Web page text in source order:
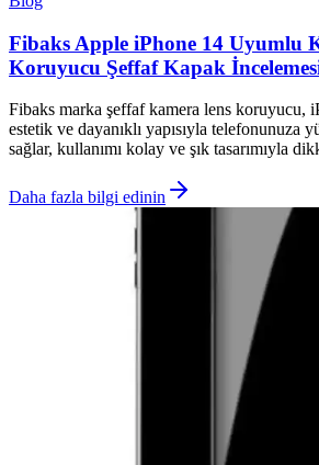
Fibaks Apple iPhone 14 Uyumlu
Koruyucu Şeffaf Kapak
Fibaks marka şeffaf kamera lens koruyucu,
estetik ve dayanıklı yapısıyla telefonunuza
sağlar, kullanımı kolay ve şık tasarımıyla
Daha fazla bilgi edinin